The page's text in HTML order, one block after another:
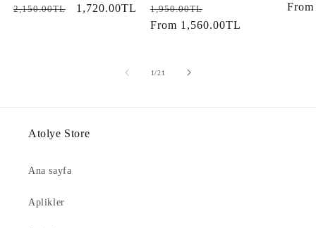
Regular
2,150.00TL
Sale
1,720.00TL
Regular
price
1,950.00TL
price
From 1,560.00TL
price
1/of
21
Atolye Store
Ana sayfa
Aplikler